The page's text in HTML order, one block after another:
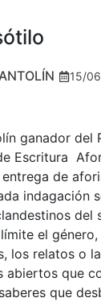
15/
ganador del
Escritura
de
indagación
del
el
los relatos o
abiertos que
que